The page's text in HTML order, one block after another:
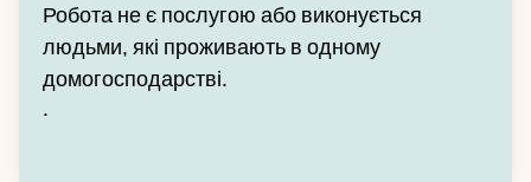
Робота не є послугою або виконується
людьми, які проживають в одному
домогосподарстві.
.